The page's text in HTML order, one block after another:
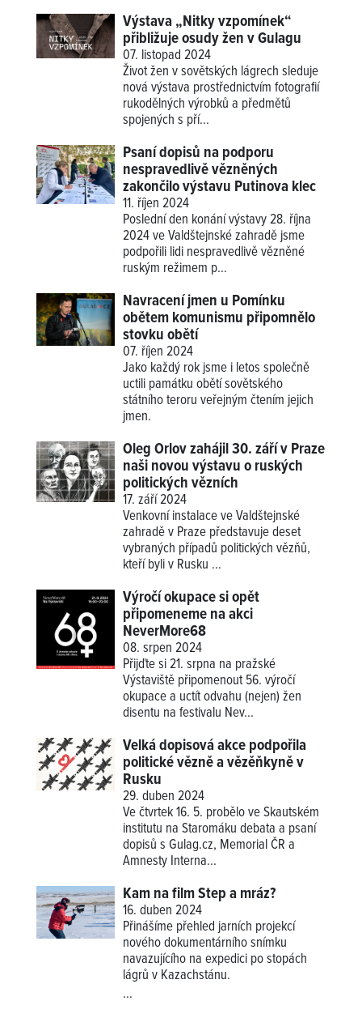
Výstava „Nitky vzpomínek“
přibližuje osudy žen v Gulagu
07. listopad 2024
Život žen v sovětských lágrech sleduje
nová výstava prostřednictvím fotografií
rukodělných výrobků a předmětů
spojených s pří...
Psaní dopisů na podporu
nespravedlivě vězněných
zakončilo výstavu Putinova klec
11. říjen 2024
Poslední den konání výstavy 28. října
2024 ve Valdštejnské zahradě jsme
podpořili lidi nespravedlivě vězněné
ruským režimem p...
Navracení jmen u Pomínku
obětem komunismu připomnělo
stovku obětí
07. říjen 2024
Jako každý rok jsme i letos společně
uctili památku obětí sovětského
státního teroru veřejným čtením jejich
jmen.
Oleg Orlov zahájil 30. září v Praze
naši novou výstavu o ruských
politických vězních
17. září 2024
Venkovní instalace ve Valdštejnské
zahradě v Praze představuje deset
vybraných případů politických vězňů,
kteří byli v Rusku ...
Výročí okupace si opět
připomeneme na akci
NeverMore68
08. srpen 2024
Přijďte si 21. srpna na pražské
Výstaviště připomenout 56. výročí
okupace a uctít odvahu (nejen) žen
disentu na festivalu Nev...
Velká dopisová akce podpořila
politické vězně a vězěňkyně v
Rusku
29. duben 2024
Ve čtvrtek 16. 5. probělo ve Skautském
institutu na Staromáku debata a psaní
dopisů s Gulag.cz, Memorial ČR a
Amnesty Interna...
Kam na film Step a mráz?
16. duben 2024
Přinášíme přehled jarních projekcí
nového dokumentárního snímku
navazujícího na expedici po stopách
lágrů v Kazachstánu.
...